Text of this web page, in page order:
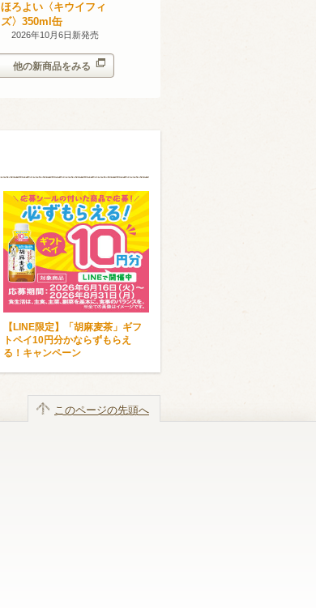
ほろよい〈キウイフィ
ズ〉350ml缶
2026年10月6日新発売
他の新商品をみる
【LINE限定】「胡麻麦茶」ギフ
トペイ10円分かならずもらえ
る！キャンペーン
このページの先頭へ